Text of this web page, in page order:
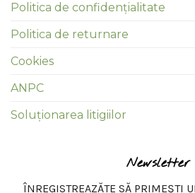
Politica de confidențialitate
Politica de returnare
Cookies
ANPC
Soluționarea litigiilor
Newsletter
ÎNREGISTREAZĂTE SĂ PRIMEȘTI